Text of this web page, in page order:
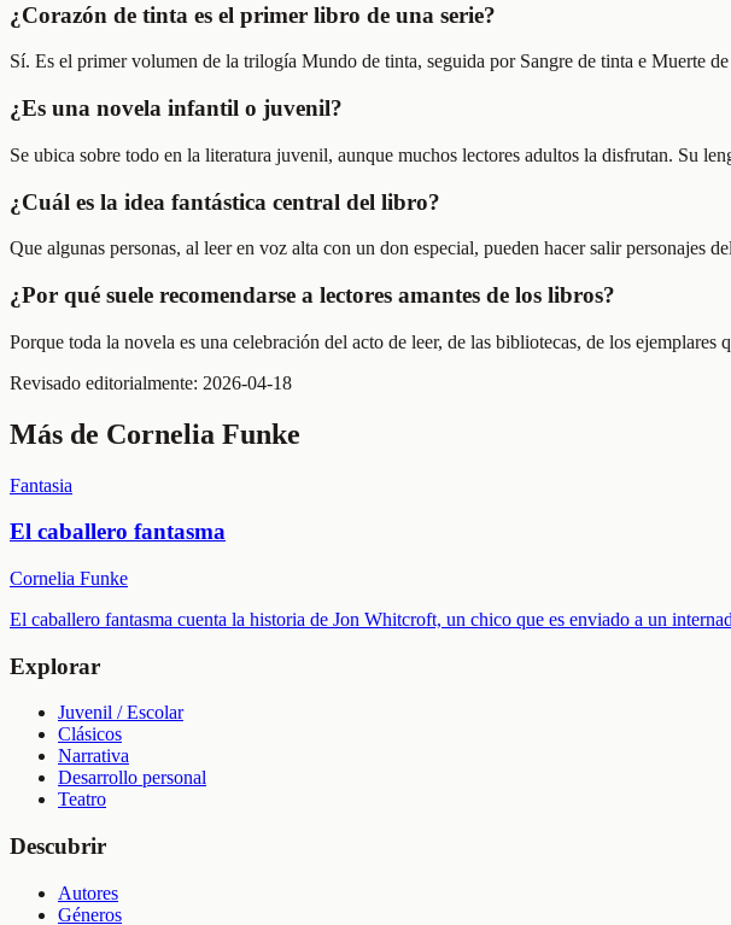
¿Corazón de tinta es el primer libro de una serie?
Sí. Es el primer volumen de la trilogía Mundo de tinta, seguida por Sangre de tinta e Muerte
¿Es una novela infantil o juvenil?
Se ubica sobre todo en la literatura juvenil, aunque muchos lectores adultos la disfrutan. Su
¿Cuál es la idea fantástica central del libro?
Que algunas personas, al leer en voz alta con un don especial, pueden hacer salir personajes
¿Por qué suele recomendarse a lectores amantes de los libros?
Porque toda la novela es una celebración del acto de leer, de las bibliotecas, de los
Revisado editorialmente: 2026-04-18
Más de Cornelia Funke
Fantasia
El caballero fantasma
Cornelia Funke
El caballero fantasma cuenta la historia de Jon Whitcroft, un chico que es enviado a un
Explorar
Juvenil / Escolar
Clásicos
Narrativa
Desarrollo personal
Teatro
Descubrir
Autores
Géneros